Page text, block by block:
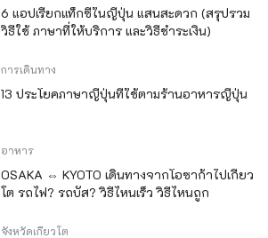
6 แอปเรียกแท็กซี่ในญี่ปุ่น แสนสะดวก (สรุปรวม
วิธีใช้ ภาษาที่ให้บริการ และวิธีชำระเงิน)
การเดินทาง
13 ประโยคภาษาญี่ปุ่นที่ใช้ตามร้านอาหารญี่ปุ่น
อาหาร
OSAKA ⇔ KYOTO เดินทางจากโอซาก้าไปเกียว
โต รถไฟ? รถบัส? วิธีไหนเร็ว วิธีไหนถูก
จังหวัดเกียวโต